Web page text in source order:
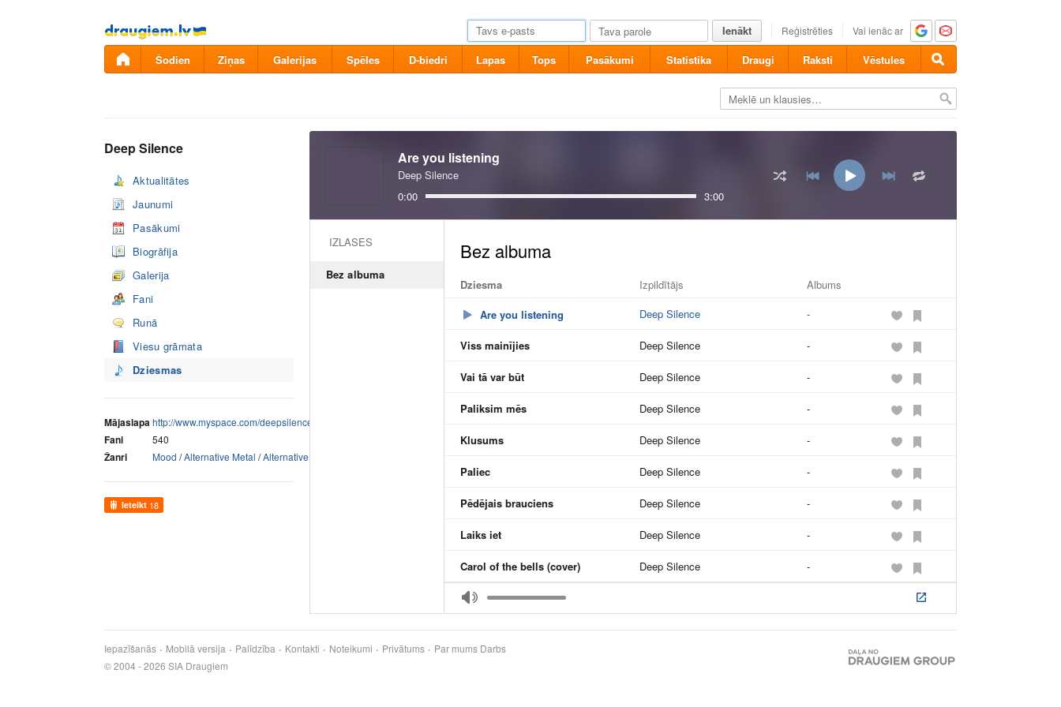
Pāriet
uz
saturu
Ienākt Reģistrēties Vai ienāc ar
Šodien Ziņas Galerijas Spēles D-biedri Lapas Tops Pasākumi Statistika Draugi Raksti Vēstules
Deep Silence
Aktualitātes
Jaunumi
Pasākumi
Biogrāfija
Galerija
Fani
Runā
Viesu grāmata
Dziesmas
Mājaslapahttp://www.myspace.com/deepsilencelatvia
Fani 540
Žanri Mood /Alternative Metal /Alternative Rock
Ieteikt 18
Are you listening
Deep Silence
0:00
3:00
IZLASES
Bez albuma
Dziesma Izpildītājs Albums
Are you listening Deep Silence -
Viss mainījies Deep Silence -
Vai tā var būt Deep Silence -
Paliksim mēs Deep Silence -
Klusums Deep Silence -
Paliec Deep Silence -
Pēdējais brauciens Deep Silence -
Laiks iet Deep Silence -
Carol of the bells (cover) Deep Silence -
Iepazīšanās Mobilā versija Palīdzība Kontakti Noteikumi Privātums Par mums Darbs
© 2004 - 2026 SIA Draugiem